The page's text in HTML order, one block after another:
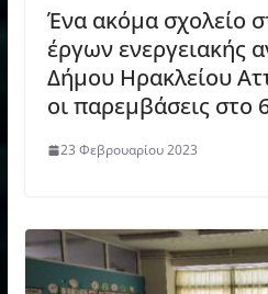
Ένα ακόμα σχολείο
έργων ενεργειακής
Δήμου Ηρακλείου
οι παρεμβάσεις στο
23 Φεβρουαρίου 2023